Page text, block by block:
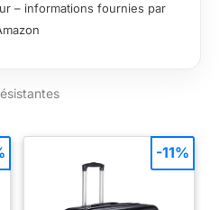
forme de boîte, riche
palette de couleurs
métal brillant Roues à
besoins des
– informations fournies par
-11%